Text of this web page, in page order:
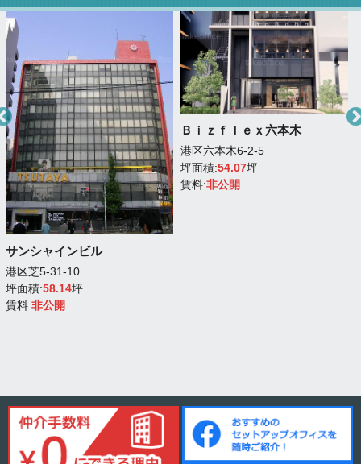
サンシャインビル
港区芝5-31-10
坪面積:58.14坪
賃料:非公開
Ｂｉｚｆｌｅｘ六本木
港区六本木6-2-5
坪面積:54.07坪
賃料:非公開